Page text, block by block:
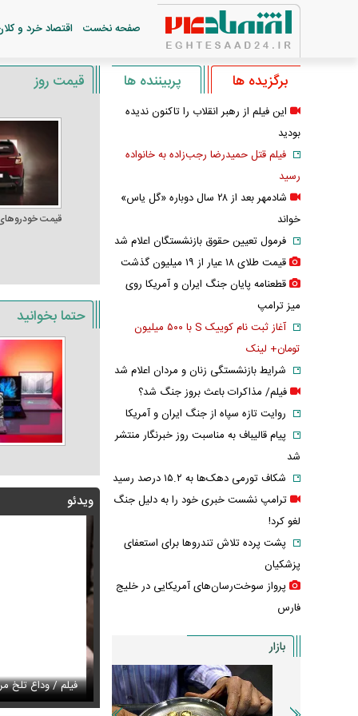
صفحه نخست اقتصاد خرد و
قیمت روز
قیمت
حتما بخوانید
ویدئو
از رهبر انقلاب را تاکنون ندیده بودید / انتشار برای نخستین
فیلم / وداع تلخ
خانه اعیان نشین در شمال تهران در دوران قاجار عکس گوگوش در ۱۲ سالگی در کنار پدرش
برگزیده ها پربیننده ها
این فیلم از رهبر انقلاب را تاکنون ندیده
بودید
فیلم قتل حمیدرضا رجب‌زاده به خانواده
رسید
شادمهر بعد از ۲۸ سال دوباره «گل یاس»
خواند
فرمول تعیین حقوق بازنشستگان اعلام شد
قیمت طلای ۱۸ عیار از ۱۹ میلیون گذشت
قطعنامه پایان جنگ ایران و آمریکا روی
میز ترامپ
آغاز ثبت نام کوییک S با ۵۰۰ میلیون
تومان+ لینک
شرایط بازنشستگی زنان و مردان اعلام شد
فیلم/ مذاکرات باعث بروز جنگ شد؟
روایت تازه سپاه از جنگ ایران و آمریکا
پیام قالیباف به مناسبت روز خبرنگار منتشر
شد
شکاف تورمی دهک‌ها به ۱۵.۲ درصد رسید
ترامپ نشست خبری خود را به دلیل جنگ
لغو کرد!
پشت پرده تلاش تندروها برای استعفای
پزشکیان
پرواز سوخت‌رسان‌های آمریکایی در خلیج
فارس
بازار